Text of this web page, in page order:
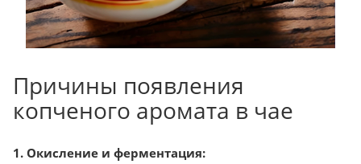
Причины появления
копченого аромата в чае
1. Окисление и ферментация: